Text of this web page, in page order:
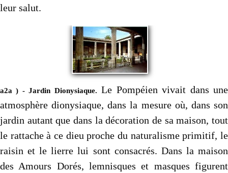
leur salut.
a2a ) - Jardin Dionysiaque. Le Pompéien vivait dans une
atmosphère dionysiaque, dans la mesure où, dans son
jardin autant que dans la décoration de sa maison, tout
le rattache à ce dieu proche du naturalisme primitif, le
raisin et le lierre lui sont consacrés. Dans la maison
des Amours Dorés, lemnisques et masques figurent